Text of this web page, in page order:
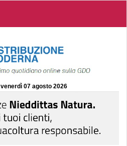
venerdì 07 agosto 2026